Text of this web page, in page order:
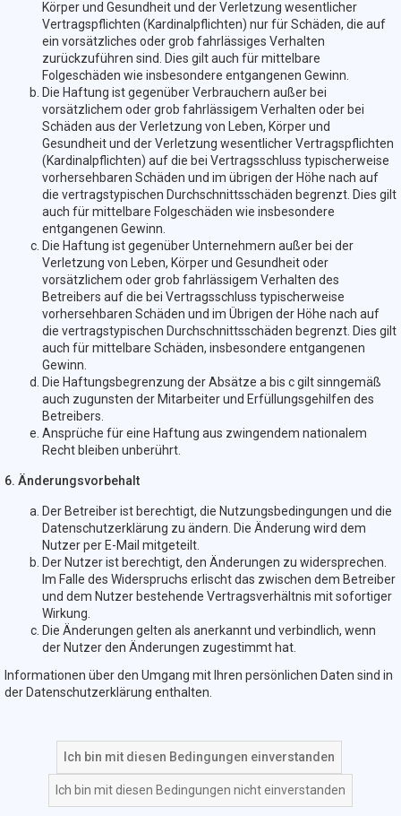
Körper und Gesundheit und der Verletzung wesentlicher
Vertragspflichten (Kardinalpflichten) nur für Schäden, die auf
ein vorsätzliches oder grob fahrlässiges Verhalten
zurückzuführen sind. Dies gilt auch für mittelbare
Folgeschäden wie insbesondere entgangenen Gewinn.
Die Haftung ist gegenüber Verbrauchern außer bei
vorsätzlichem oder grob fahrlässigem Verhalten oder bei
Schäden aus der Verletzung von Leben, Körper und
Gesundheit und der Verletzung wesentlicher Vertragspflichten
(Kardinalpflichten) auf die bei Vertragsschluss typischerweise
vorhersehbaren Schäden und im übrigen der Höhe nach auf
die vertragstypischen Durchschnittsschäden begrenzt. Dies gilt
auch für mittelbare Folgeschäden wie insbesondere
entgangenen Gewinn.
Die Haftung ist gegenüber Unternehmern außer bei der
Verletzung von Leben, Körper und Gesundheit oder
vorsätzlichem oder grob fahrlässigem Verhalten des
Betreibers auf die bei Vertragsschluss typischerweise
vorhersehbaren Schäden und im Übrigen der Höhe nach auf
die vertragstypischen Durchschnittsschäden begrenzt. Dies gilt
auch für mittelbare Schäden, insbesondere entgangenen
Gewinn.
Die Haftungsbegrenzung der Absätze a bis c gilt sinngemäß
auch zugunsten der Mitarbeiter und Erfüllungsgehilfen des
Betreibers.
Ansprüche für eine Haftung aus zwingendem nationalem
Recht bleiben unberührt.
6. Änderungsvorbehalt
Der Betreiber ist berechtigt, die Nutzungsbedingungen und die
Datenschutzerklärung zu ändern. Die Änderung wird dem
Nutzer per E-Mail mitgeteilt.
Der Nutzer ist berechtigt, den Änderungen zu widersprechen.
Im Falle des Widerspruchs erlischt das zwischen dem Betreiber
und dem Nutzer bestehende Vertragsverhältnis mit sofortiger
Wirkung.
Die Änderungen gelten als anerkannt und verbindlich, wenn
der Nutzer den Änderungen zugestimmt hat.
Informationen über den Umgang mit Ihren persönlichen Daten sind in
der Datenschutzerklärung enthalten.